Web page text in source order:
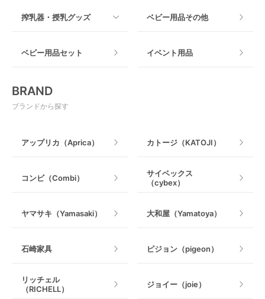
マット製
室内遊具
搾乳器・授乳グッズ
授乳グッズ・ママ用品
ベビー用品その他
ベビー用品セット イベント用品
BRAND
ブランドから探す
アップリカ（Aprica） カトージ（KATOJI）
コンビ（Combi）
サイベックス
（cybex）
ヤマサキ（Yamasaki） 大和屋（Yamatoya）
石崎家具 ピジョン（pigeon）
リッチェル
（RICHELL）
ジョイー（joie）